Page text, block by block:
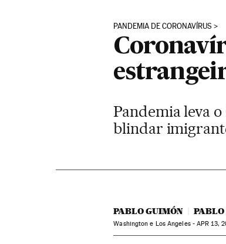
PANDEMIA DE CORONAVÍRUS
Pandemia leva
blindar
PABLO GUIMÓN
Washington e Los Angeles -APR 13,